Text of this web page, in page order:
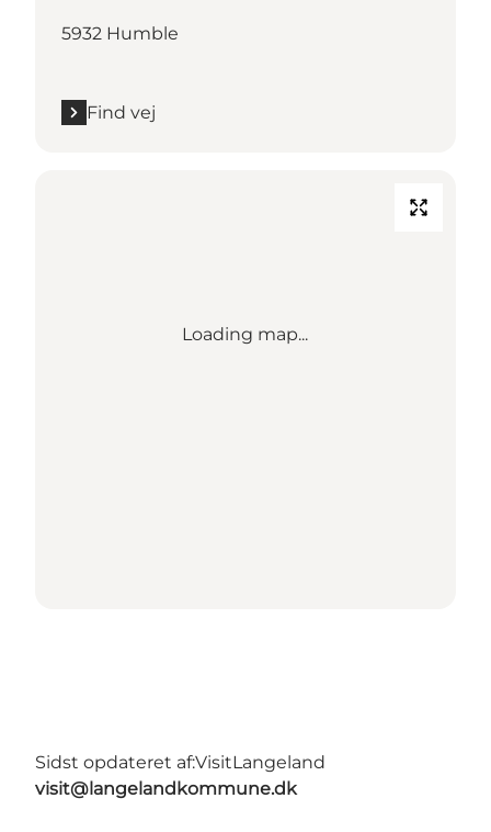
5932 Humble
Find vej
Loading map...
Sidst opdateret af:VisitLangeland
visit@langelandkommune.dk